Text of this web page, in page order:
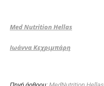
Med Nutrition Hellas
Ιωάννα Κεχριμπάρη